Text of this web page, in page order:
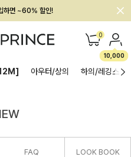
하면 ~60% 할인!
원 혜택 0
10,000
아우터/상의 하의/레깅스
FAQ LOOK BOOK